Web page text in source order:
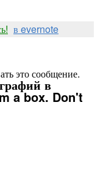
в evernote
это сообщение.
в
a box. Don't